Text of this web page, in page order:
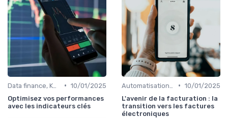
• 10/01/2025
Optimisez vos performances
avec les indicateurs clés
• 10/01/2025
L'avenir de la facturation : la
transition vers les factures
électroniques